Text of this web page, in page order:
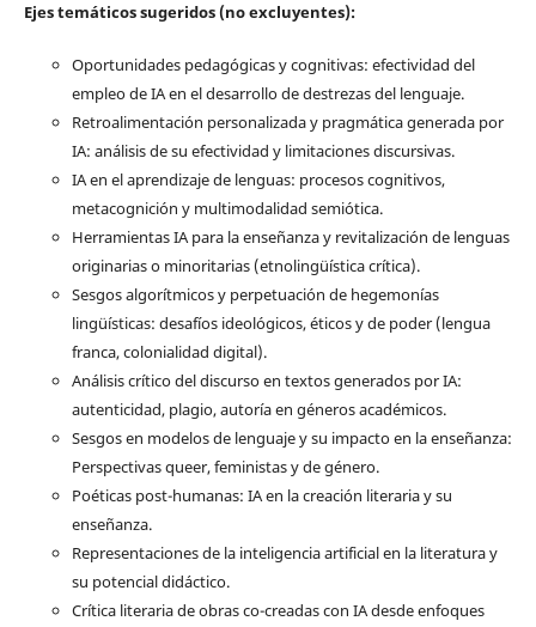
Ejes temáticos sugeridos (no excluyentes):
Oportunidades pedagógicas y cognitivas: efectividad del
empleo de IA en el desarrollo de destrezas del lenguaje.
Retroalimentación personalizada y pragmática generada por
IA: análisis de su efectividad y limitaciones discursivas.
IA en el aprendizaje de lenguas: procesos cognitivos,
metacognición y multimodalidad semiótica.
Herramientas IA para la enseñanza y revitalización de lenguas
originarias o minoritarias (etnolingüística crítica).
Sesgos algorítmicos y perpetuación de hegemonías
lingüísticas: desafíos ideológicos, éticos y de poder (lengua
franca, colonialidad digital).
Análisis crítico del discurso en textos generados por IA:
autenticidad, plagio, autoría en géneros académicos.
Sesgos en modelos de lenguaje y su impacto en la enseñanza:
Perspectivas queer, feministas y de género.
Poéticas post-humanas: IA en la creación literaria y su
enseñanza.
Representaciones de la inteligencia artificial en la literatura y
su potencial didáctico.
Crítica literaria de obras co-creadas con IA desde enfoques